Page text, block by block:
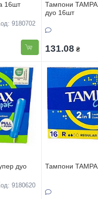
16шт
9180702
Тампони
дуо 16шт
131.08 ₴
дуо
9180620
Тампони